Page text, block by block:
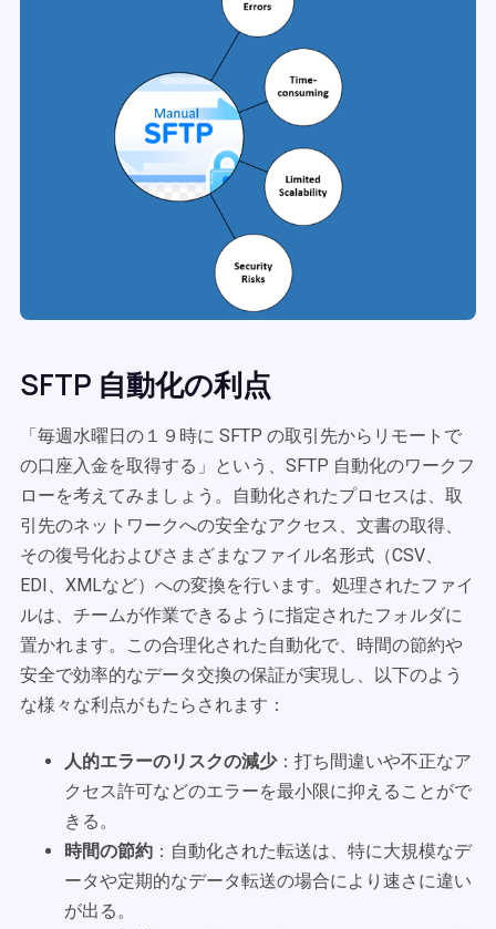
SFTP 自動化の利点
「毎週水曜日の１９時に SFTP の取引先からリモートで
の口座入金を取得する」という、SFTP 自動化のワークフ
ローを考えてみましょう。自動化されたプロセスは、取
引先のネットワークへの安全なアクセス、文書の取得、
その復号化およびさまざまなファイル名形式（CSV、
EDI、XMLなど）への変換を行います。処理されたファイ
ルは、チームが作業できるように指定されたフォルダに
置かれます。この合理化された自動化で、時間の節約や
安全で効率的なデータ交換の保証が実現し、以下のよう
な様々な利点がもたらされます：
人的エラーのリスクの減少：打ち間違いや不正なア
クセス許可などのエラーを最小限に抑えることがで
きる。
時間の節約 ：自動化された転送は、特に大規模なデ
ータや定期的なデータ転送の場合により速さに違い
が出る。